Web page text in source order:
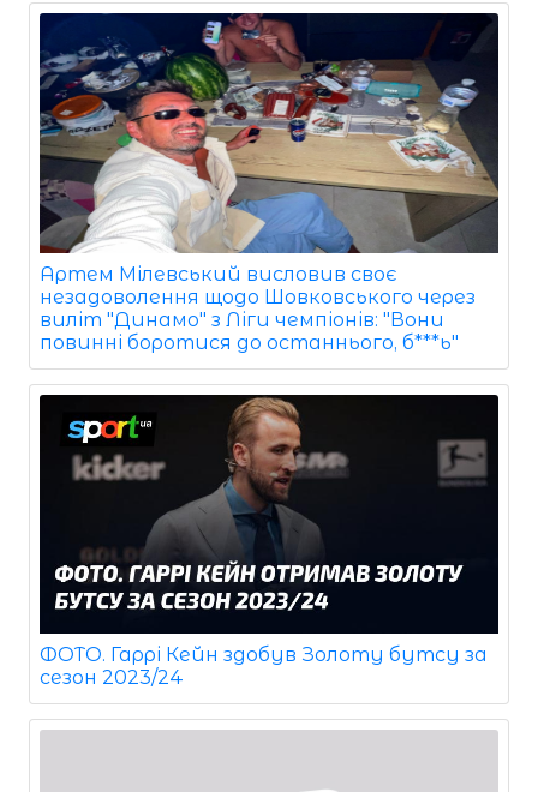
Артем Мілевський висловив своє
незадоволення щодо Шовковського через
виліт "Динамо" з Ліги чемпіонів: "Вони
повинні боротися до останнього, б***ь"
ФОТО. Гаррі Кейн здобув Золоту бутсу за
сезон 2023/24